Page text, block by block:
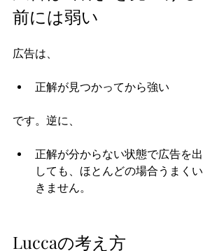
前には弱い
広告は、
正解が見つかってから強い
です。逆に、
正解が分からない状態で広告を出
しても、ほとんどの場合うまくい
きません。
Luccaの考え方